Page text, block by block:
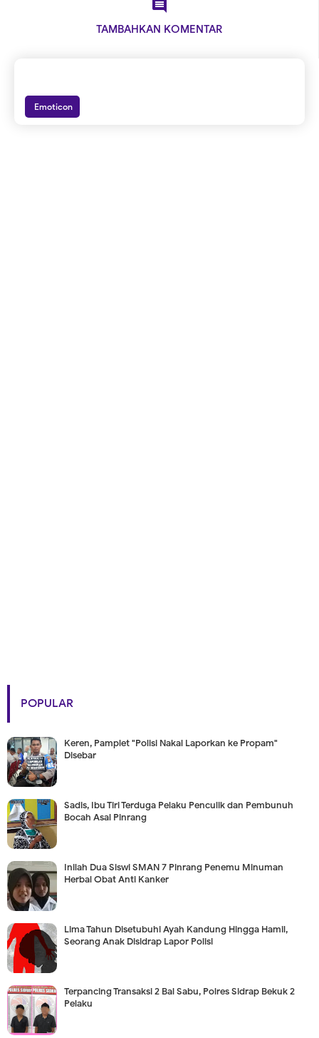

TAMBAHKAN KOMENTAR
Emoticon
POPULAR
Keren, Pamplet "Polisi Nakal Laporkan ke Propam"
Disebar
Sadis, Ibu Tiri Terduga Pelaku Penculik dan Pembunuh
Bocah Asal Pinrang
Inilah Dua Siswi SMAN 7 Pinrang Penemu Minuman
Herbal Obat Anti Kanker
Lima Tahun Disetubuhi Ayah Kandung Hingga Hamil,
Seorang Anak Disidrap Lapor Polisi
Terpancing Transaksi 2 Bal Sabu, Polres Sidrap Bekuk 2
Pelaku